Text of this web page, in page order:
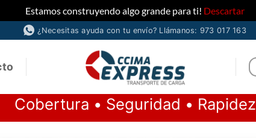
Estamos construyendo algo grande para ti! Descartar
¿Necesitas ayuda con tu envío? Llámanos: 973 017 163
Cobertura • Seguridad • Rapidez